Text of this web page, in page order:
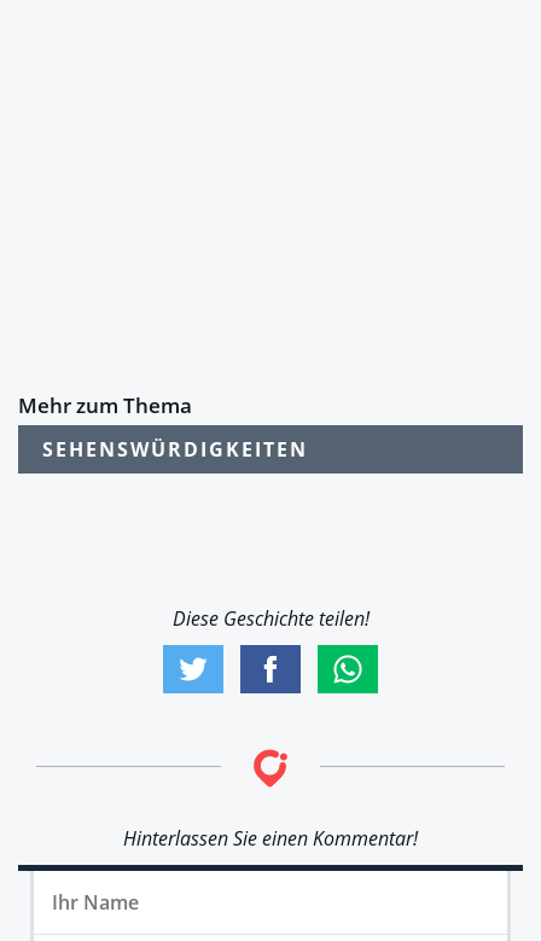
Mehr zum Thema
SEHENSWÜRDIGKEITEN
Diese Geschichte teilen!
Hinterlassen Sie einen Kommentar!